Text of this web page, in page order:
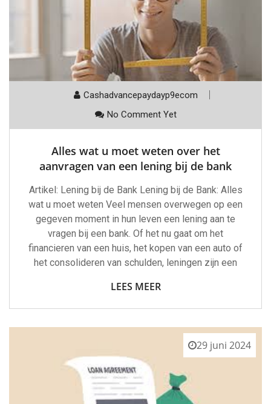
Cashadvancepaydayp9ecom
No Comment Yet
Alles wat u moet weten over het
aanvragen van een lening bij de bank
Artikel: Lening bij de Bank Lening bij de Bank: Alles
wat u moet weten Veel mensen overwegen op een
gegeven moment in hun leven een lening aan te
vragen bij een bank. Of het nu gaat om het
financieren van een huis, het kopen van een auto of
het consolideren van schulden, leningen zijn een
LEES MEER
29 juni 2024